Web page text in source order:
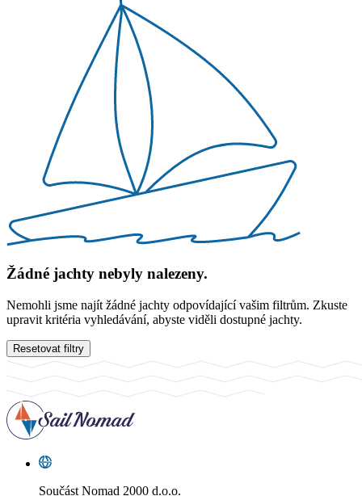
Žádné jachty nebyly nalezeny.
Nemohli jsme najít žádné jachty odpovídající vašim filtrům. Zkuste
upravit kritéria vyhledávání, abyste viděli dostupné jachty.
Resetovat filtry
Součást Nomad 2000 d.o.o.